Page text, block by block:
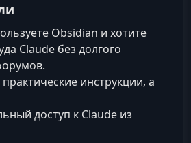
Obsidian и хотите
Claude без долгого
инструкции, а
доступ к Claude из